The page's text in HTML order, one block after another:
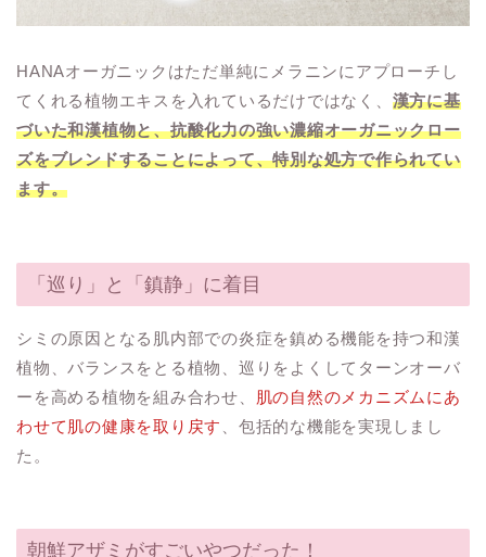
HANAオーガニックはただ単純にメラニンにアプローチし
てくれる植物エキスを入れているだけではなく、 漢方に基
づいた和漢植物と、抗酸化力の強い濃縮オーガニックロー
ズをブレンドすることによって、特別な処方で作られてい
ます。
「巡り」と「鎮静」に着目
シミの原因となる肌内部での炎症を鎮める機能を持つ和漢
植物、バランスをとる植物、巡りをよくしてターンオーバ
ーを高める植物を組み合わせ、 肌の自然のメカニズムにあ
わせて肌の健康を取り戻す
、包括的な機能を実現しまし
た。
朝鮮アザミがすごいやつだった！